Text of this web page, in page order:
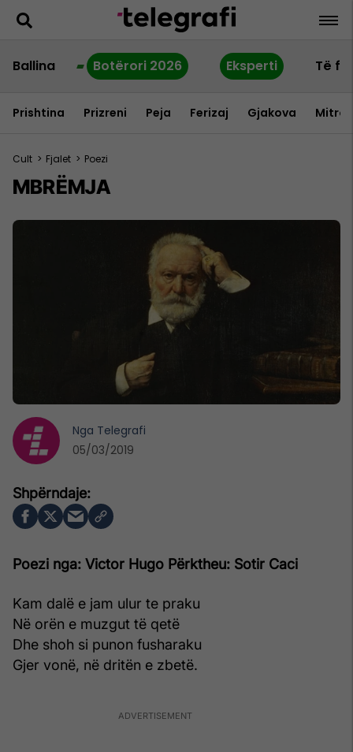
Ballina Botërori 2026 Eksperti Të
Prishtina Prizreni Peja Ferizaj Gjakova
Cult > Fjalet > Poezi
MBRËMJA
Poezi nga: Victor Hugo Përktheu: Sotir Caci
Kam dalë e jam ulur te praku
Në orën e muzgut të qetë
Dhe shoh si punon fusharaku
Gjer vonë, në dritën e zbetë.
Nga Telegrafi
05/03/2019